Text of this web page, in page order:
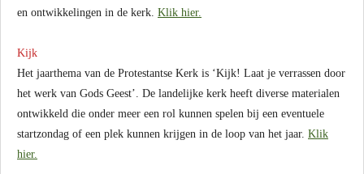
en ontwikkelingen in de kerk. Klik hier.
Kijk
Het jaarthema van de Protestantse Kerk is ‘Kijk! Laat je verrassen door
het werk van Gods Geest’. De landelijke kerk heeft diverse materialen
ontwikkeld die onder meer een rol kunnen spelen bij een eventuele
startzondag of een plek kunnen krijgen in de loop van het jaar. Klik
hier.